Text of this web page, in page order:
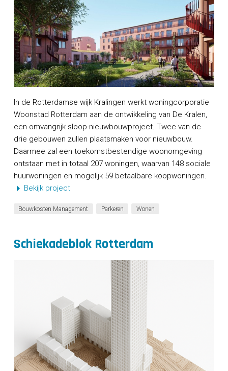
In de Rotterdamse wijk Kralingen werkt woningcorporatie
Woonstad Rotterdam aan de ontwikkeling van De Kralen,
een omvangrijk sloop-nieuwbouwproject. Twee van de
drie gebouwen zullen plaatsmaken voor nieuwbouw.
Daarmee zal een toekomstbestendige woonomgeving
ontstaan met in totaal 207 woningen, waarvan 148 sociale
huurwoningen en mogelijk 59 betaalbare koopwoningen.
Bekijk project
Bouwkosten Management Parkeren Wonen
Schiekadeblok Rotterdam